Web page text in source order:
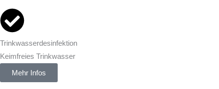
Trinkwasserdesinfektion
Keimfreies Trinkwasser
Mehr Infos